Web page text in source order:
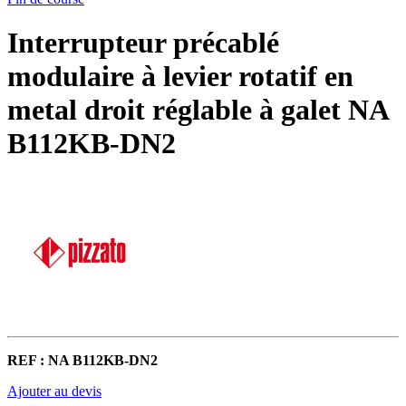
Interrupteur précablé
modulaire à levier rotatif en
metal droit réglable à galet NA
B112KB-DN2
REF : NA B112KB-DN2
Ajouter au devis